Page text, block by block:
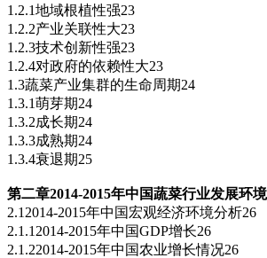
1.2.1地域根植性强23
1.2.2产业关联性大23
1.2.3技术创新性强23
1.2.4对政府的依赖性大23
1.3蔬菜产业集群的生命周期24
1.3.1萌芽期24
1.3.2成长期24
1.3.3成熟期24
1.3.4衰退期25
第二章2014-2015年中国蔬菜行业发展环
2.12014-2015年中国宏观经济环境分析26
2.1.12014-2015年中国GDP增长26
2.1.22014-2015年中国农业增长情况26